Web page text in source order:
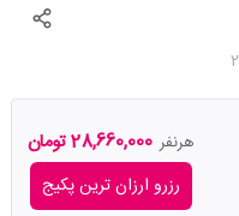
هرنفر 28,660,000 تومان
رزرو ارزان ترین پکیج